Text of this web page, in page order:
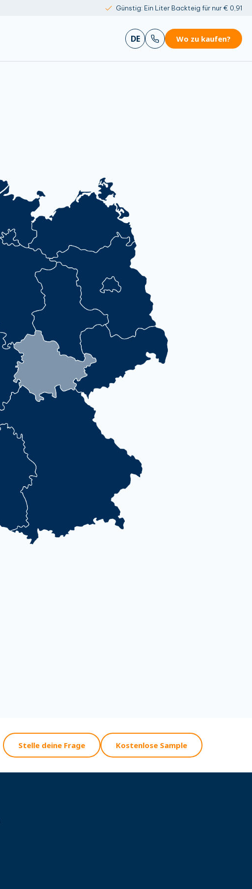
Günstig: Ein Liter Backteig für nur € 0,91
DE Wo zu kaufen?
Stelle deine Frage Kostenlose Sample